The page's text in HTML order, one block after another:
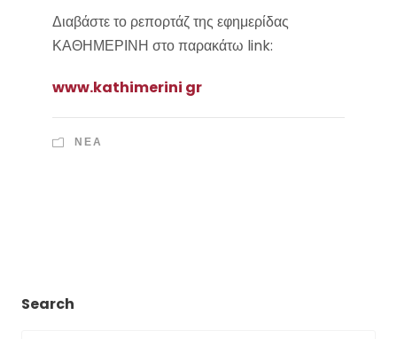
Διαβάστε το ρεπορτάζ της εφημερίδας
ΚΑΘΗΜΕΡΙΝΗ στο παρακάτω link:
www.kathimerini gr
ΝΈΑ
Search